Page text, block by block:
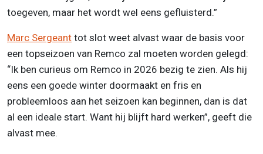
toegeven, maar het wordt wel eens gefluisterd.”
Marc Sergeant tot slot weet alvast waar de basis voor
een topseizoen van Remco zal moeten worden gelegd:
“Ik ben curieus om Remco in 2026 bezig te zien. Als hij
eens een goede winter doormaakt en fris en
probleemloos aan het seizoen kan beginnen, dan is dat
al een ideale start. Want hij blijft hard werken”, geeft die
alvast mee.